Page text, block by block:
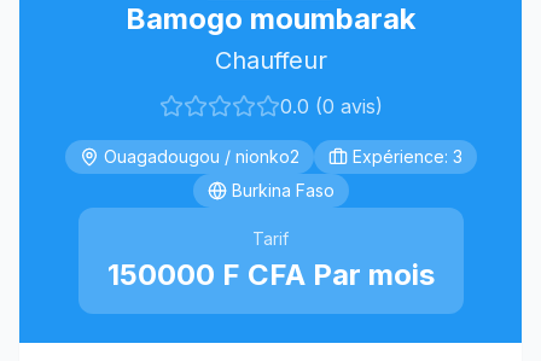
Bamogo moumbarak
Chauffeur
0.0 (0 avis)
Ouagadougou / nionko2
Expérience: 3
Burkina Faso
Tarif
150000 F CFA Par mois